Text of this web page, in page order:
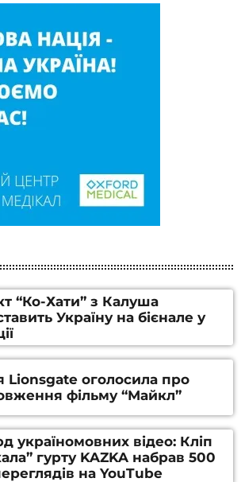
“Ко-Хати” з Калуша
Україну на бієнале у
Lionsgate оголосила про
фільму “Майкл”
україномовних відео: Кліп
гурту KAZKA набрав 500
на YouTube